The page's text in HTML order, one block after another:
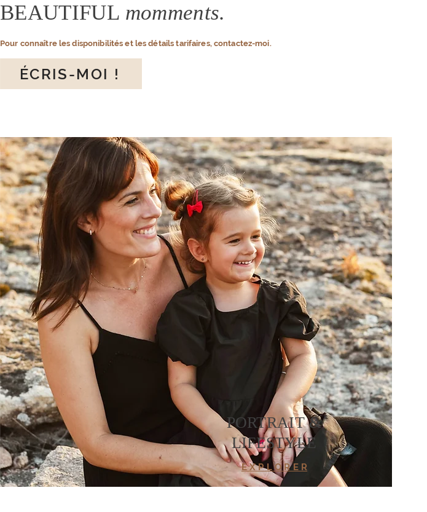
BEAUTIFUL momments.
Pour connaître les disponibilités et les détails tarifaires, contactez-moi.
ÉCRIS-MOI !
PORTRAIT &
LIFESTYLE
E X P L O R E R